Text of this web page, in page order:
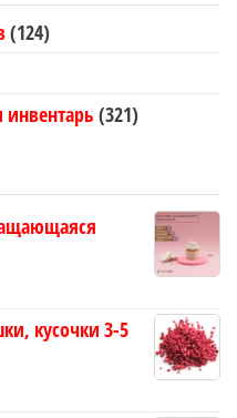
(124)
(321)
кусочки 3-5